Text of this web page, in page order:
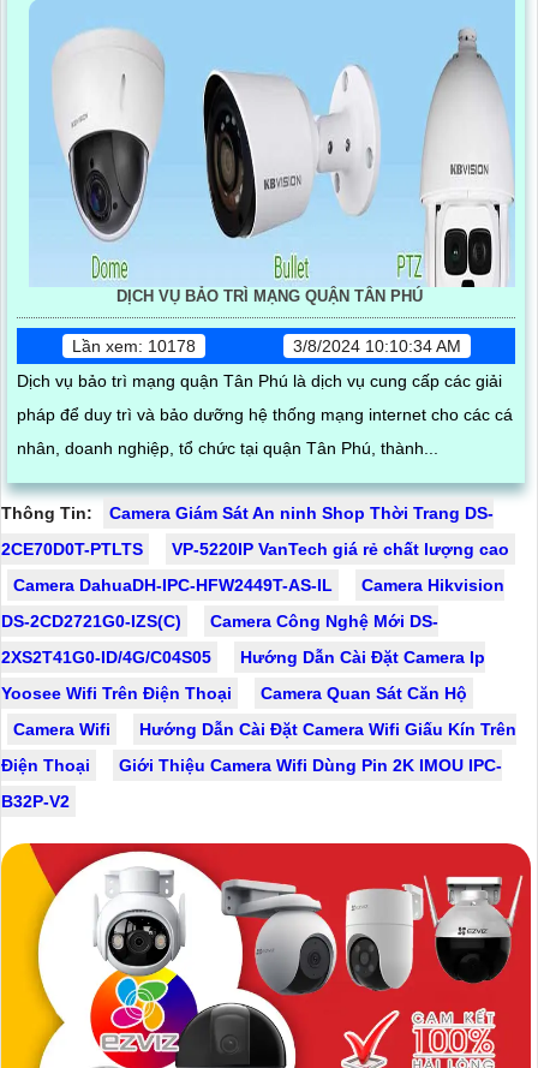
DỊCH VỤ BẢO TRÌ MẠNG QUẬN TÂN PHÚ
Lần xem: 10178
3/8/2024 10:10:34 AM
Dịch vụ bảo trì mạng quận Tân Phú là dịch vụ cung cấp các giải
pháp để duy trì và bảo dưỡng hệ thống mạng internet cho các cá
nhân, doanh nghiệp, tổ chức tại quận Tân Phú, thành...
Thông Tin:
Camera Giám Sát An ninh Shop Thời Trang DS-
2CE70D0T-PTLTS
VP-5220IP VanTech giá rẻ chất lượng cao
Camera DahuaDH-IPC-HFW2449T-AS-IL
Camera Hikvision
DS-2CD2721G0-IZS(C)
Camera Công Nghệ Mới DS-
2XS2T41G0-ID/4G/C04S05
Hướng Dẫn Cài Đặt Camera Ip
Yoosee Wifi Trên Điện Thoại
Camera Quan Sát Căn Hộ
Camera Wifi
Hướng Dẫn Cài Đặt Camera Wifi Giấu Kín Trên
Điện Thoại
Giới Thiệu Camera Wifi Dùng Pin 2K IMOU IPC-
B32P-V2